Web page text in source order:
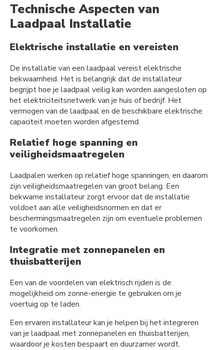
Technische Aspecten van
Laadpaal Installatie
Elektrische installatie en vereisten
De installatie van een laadpaal vereist elektrische
bekwaamheid. Het is belangrijk dat de installateur
begrijpt hoe je laadpaal veilig kan worden aangesloten op
het elektriciteitsnetwerk van je huis of bedrijf. Het
vermogen van de laadpaal en de beschikbare elektrische
capaciteit moeten worden afgestemd.
Relatief hoge spanning en
veiligheidsmaatregelen
Laadpalen werken op relatief hoge spanningen, en daarom
zijn veiligheidsmaatregelen van groot belang. Een
bekwame installateur zorgt ervoor dat de installatie
voldoet aan alle veiligheidsnormen en dat er
beschermingsmaatregelen zijn om eventuele problemen
te voorkomen.
Integratie met zonnepanelen en
thuisbatterijen
Een van de voordelen van elektrisch rijden is de
mogelijkheid om zonne-energie te gebruiken om je
voertuig op te laden.
Een ervaren installateur kan je helpen bij het integreren
van je laadpaal met zonnepanelen en thuisbatterijen,
waardoor je kosten bespaart en duurzamer wordt.